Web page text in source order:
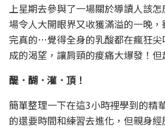
上星期去參與了一場關於導讀人該
場令人大開眼界又收獲滿溢的一晚
完真的…覺得全身的乳酸都在瘋狂
成的渴望，讓肩頸的痠痛大爆發！
醍．醐．灌．頂！
簡單整理一下在這3小時裡學到的精
的還要時間和練習去進化，但親身經